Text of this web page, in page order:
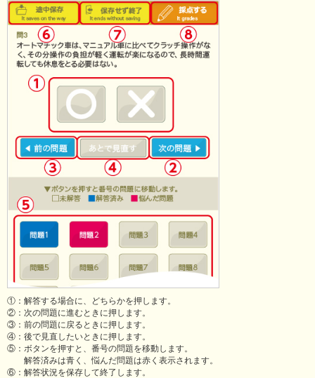
①：解答する場合に、どちらかを押します。
②：次の問題に進むときに押します。
③：前の問題に戻るときに押します。
④：後で見直したいときに押します。
⑤：ボタンを押すと、番号の問題を移動します。
解答済みは青く、悩んだ問題は赤く表示されます。
⑥：解答状況を保存して終了します。